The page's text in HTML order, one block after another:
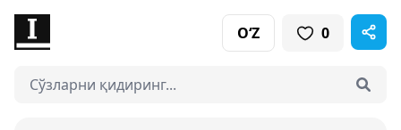
O‘Z 0